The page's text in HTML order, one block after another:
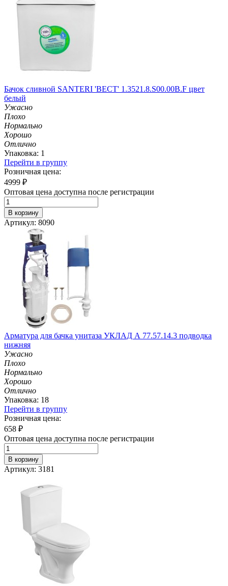
Бачок сливной SANTERI 'ВЕСТ' 1.3521.8.S00.00B.F цвет
белый
Ужасно
Плохо
Нормально
Хорошо
Отлично
Упаковка: 1
Перейти в группу
Розничная цена:
4999 ₽
Оптовая цена доступна после регистрации
В корзину
Артикул: 8090
Арматура для бачка унитаза УКЛАД А 77.57.14.3 подводка
нижняя
Ужасно
Плохо
Нормально
Хорошо
Отлично
Упаковка: 18
Перейти в группу
Розничная цена:
658 ₽
Оптовая цена доступна после регистрации
В корзину
Артикул: 3181